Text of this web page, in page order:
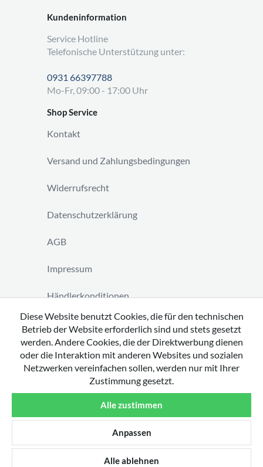
Kundeninformation
Service Hotline
Telefonische Unterstützung unter:
0931 66397788
Mo-Fr, 09:00 - 17:00 Uhr
Shop Service
Kontakt
Versand und Zahlungsbedingungen
Widerrufsrecht
Datenschutzerklärung
AGB
Impressum
Händlerkonditionen
Vertrag widerrufen
Copyright 2026 by tavato GmbH
Diese Website benutzt Cookies, die für den technischen
Betrieb der Website erforderlich sind und stets gesetzt
werden. Andere Cookies, die der Direktwerbung dienen
oder die Interaktion mit anderen Websites und sozialen
Netzwerken vereinfachen sollen, werden nur mit Ihrer
Zustimmung gesetzt.